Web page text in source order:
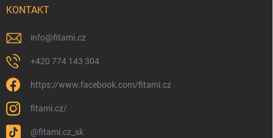
KONTAKT
info@fitami.cz
+420 774 143 304
https://www.facebook.com/fitami.cz
fitami.cz/
@fitami.cz_sk